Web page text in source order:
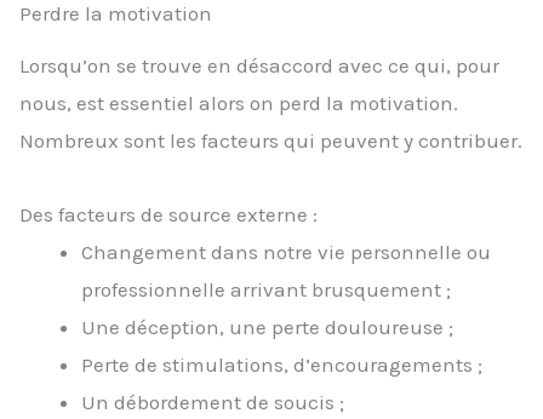
Perdre la motivation
Lorsqu’on se trouve en désaccord avec ce qui, pour
nous, est essentiel alors on perd la motivation.
Nombreux sont les facteurs qui peuvent y contribuer.
Des facteurs de source externe :
Changement dans notre vie personnelle ou
professionnelle arrivant brusquement ;
Une déception, une perte douloureuse ;
Perte de stimulations, d’encouragements ;
Un débordement de soucis ;